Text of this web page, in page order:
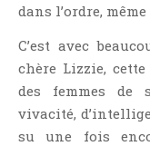
New Adult
Nouvelle
Paranormal
dans l’ordre,
C’est avec
chère Lizzie,
des femmes de
vivacité,
su une fois